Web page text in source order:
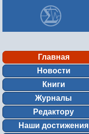
Главная
Новости
Книги
Журналы
Редактору
Наши достижения